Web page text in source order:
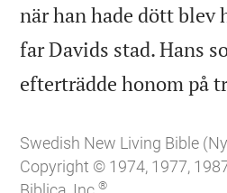
när han hade dött blev
far Davids stad. Hans
efterträdde honom på
Swedish New Living Bible
Copyright © 1974, 1977,
®